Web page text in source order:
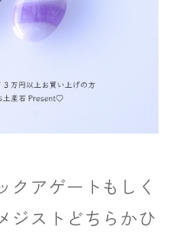
アゲートもしく
ジストどちらかひ